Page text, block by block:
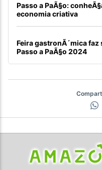
Passo a PaÃ§o:
economia criativa
Feira gastronÃ´mica
Passo a PaÃ§o 2024